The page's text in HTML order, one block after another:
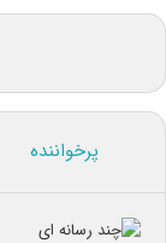
پرخواننده